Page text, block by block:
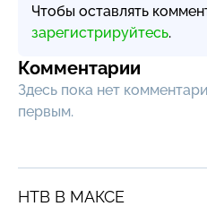
Чтобы оставлять
зарегистрируйтесь.
Комментарии
Здесь пока нет
первым.
НТВ В МАКСЕ